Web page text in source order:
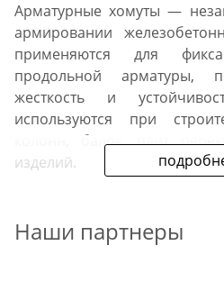
Арматурные хомуты —
армировании
применяются для
продольной арматуры,
жесткость и
используются при
колонн, балок, плит
изделий.
хомуты оптом и в розницу
России. В нашем каталоге
Наши партнеры